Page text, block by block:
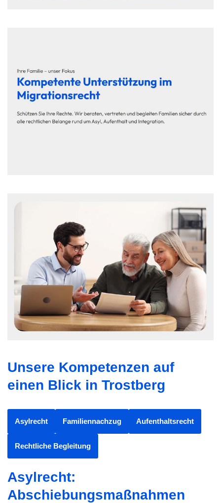
Unsere Kompetenzen auf
einen Blick in Trostberg
Asylrecht Familiennachzug Aufenthaltsrecht
Rechtliche Begleitung
Asylrecht:
Abschiebungsmaßnahmen